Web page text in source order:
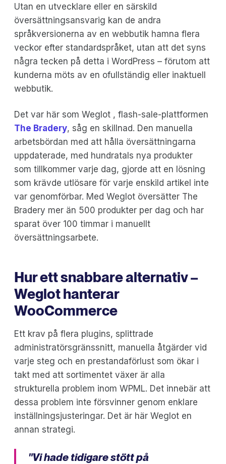
Utan en utvecklare eller en särskild
översättningsansvarig kan de andra
språkversionerna av en webbutik hamna flera
veckor efter standardspråket, utan att det syns
några tecken på detta i WordPress – förutom att
kunderna möts av en ofullständig eller inaktuell
webbutik.
Det var här som Weglot , flash-sale-plattformen
The Bradery, såg en skillnad. Den manuella
arbetsbördan med att hålla översättningarna
uppdaterade, med hundratals nya produkter
som tillkommer varje dag, gjorde att en lösning
som krävde utlösare för varje enskild artikel inte
var genomförbar. Med Weglot översätter The
Bradery mer än 500 produkter per dag och har
sparat över 100 timmar i manuellt
översättningsarbete.
Hur ett snabbare alternativ –
Weglot hanterar
WooCommerce
Ett krav på flera plugins, splittrade
administratörsgränssnitt, manuella åtgärder vid
varje steg och en prestandaförlust som ökar i
takt med att sortimentet växer är alla
strukturella problem inom WPML. Det innebär att
dessa problem inte försvinner genom enklare
inställningsjusteringar. Det är här Weglot en
annan strategi.
"Vi hade tidigare stött på